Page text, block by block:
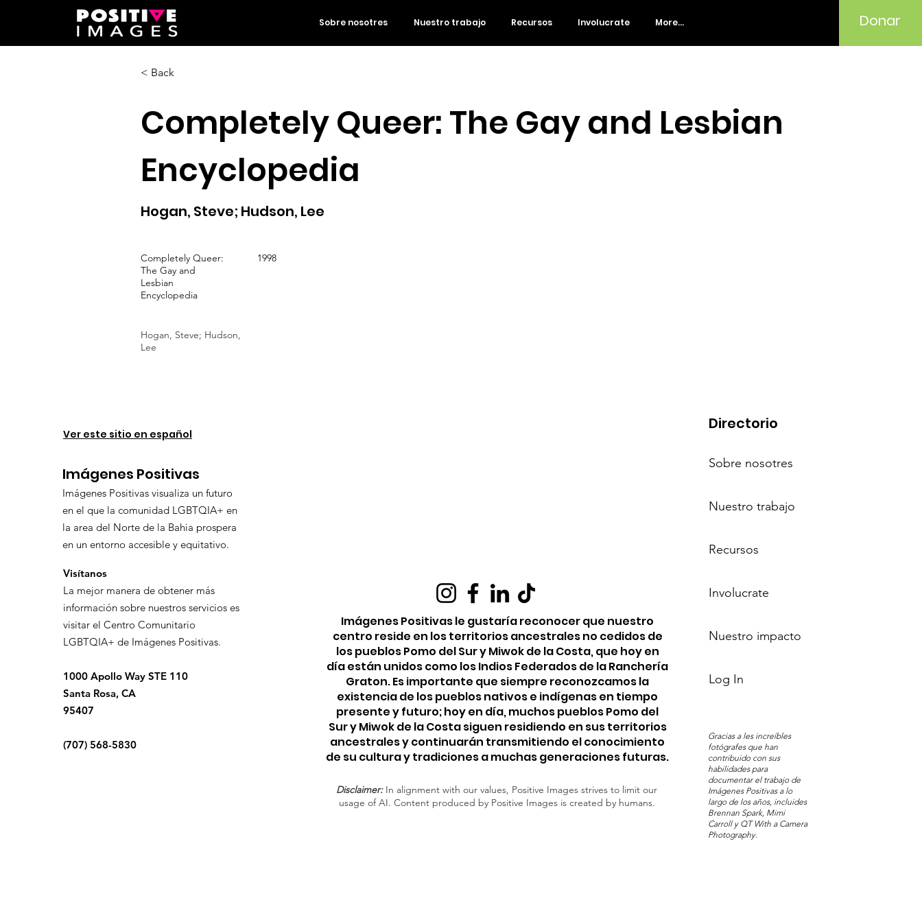
Sobre nosotres Nuestro trabajo Recursos Involucrate More... Donar
< Back
Completely Queer: The Gay and Lesbian
Encyclopedia
Hogan, Steve; Hudson, Lee
Completely Queer:
The Gay and
Lesbian
Encyclopedia
1998
Hogan, Steve; Hudson,
Lee
Ver este sitio en español
Imágenes Positivas
Imágenes Positivas visualiza un futuro
en el que la comunidad LGBTQIA+ en
la area del Norte de la Bahia prospera
en un entorno accesible y equitativo.
Visítanos
La mejor manera de obtener más
información sobre nuestros servicios es
visitar el Centro Comunitario
LGBTQIA+ de Imágenes Positivas.
1000 Apollo Way STE 110
Santa Rosa, CA
95407
(707) 568-5830
Imágenes Positivas le gustaría reconocer que nuestro
centro reside en los territorios ancestrales no cedidos de
los pueblos Pomo del Sur y Miwok de la Costa, que hoy en
día están unidos como los Indios Federados de la Ranchería
Graton. Es importante que siempre reconozcamos la
existencia de los pueblos nativos e indígenas en tiempo
presente y futuro; hoy en día, muchos pueblos Pomo del
Sur y Miwok de la Costa siguen residiendo en sus territorios
ancestrales y continuarán transmitiendo el conocimiento
de su cultura y tradiciones a muchas generaciones futuras.
Disclaimer:In alignment with our values, Positive Images strives to limit our
usage of AI. Content produced by Positive Images is created by humans.
Directorio
Sobre nosotres
Nuestro trabajo
Recursos
Involucrate
Nuestro impacto
Log In
Gracias a les increíbles
fotógrafes que han
contribuido con sus
habilidades para
documentar el trabajo de
Imágenes Positivas a lo
largo de los años, incluides
Brennan Spark, Mimi
Carroll y QT With a Camera
Photography.